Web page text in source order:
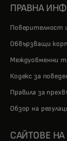
ПРАВНА
Поверителност
Обвързващи
Междуобменни
Кодекс за
Правила за
Обзор на
САЙТОВЕ НА